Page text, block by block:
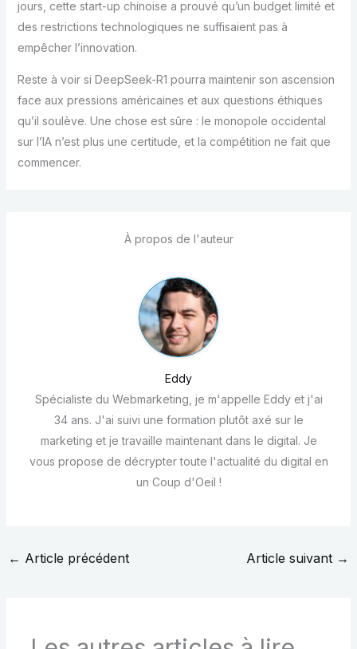
jours, cette start-up chinoise a prouvé qu’un budget limité et
des restrictions technologiques ne suffisaient pas à
empêcher l’innovation.
Reste à voir si DeepSeek-R1 pourra maintenir son ascension
face aux pressions américaines et aux questions éthiques
qu’il soulève. Une chose est sûre : le monopole occidental
sur l’IA n’est plus une certitude, et la compétition ne fait que
commencer.
À propos de l'auteur
Eddy
Spécialiste du Webmarketing, je m'appelle Eddy et j'ai
34 ans. J'ai suivi une formation plutôt axé sur le
marketing et je travaille maintenant dans le digital. Je
vous propose de décrypter toute l'actualité du digital en
un Coup d'Oeil !
← Article précédent Article suivant →